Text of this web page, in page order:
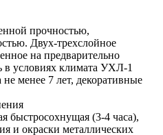
прочностью,
Двух-трехслойное
на предварительно
в условиях климата УХЛ-1
менее 7 лет, декоративные
быстросохнущая (3-4 часа),
и окраски металлических